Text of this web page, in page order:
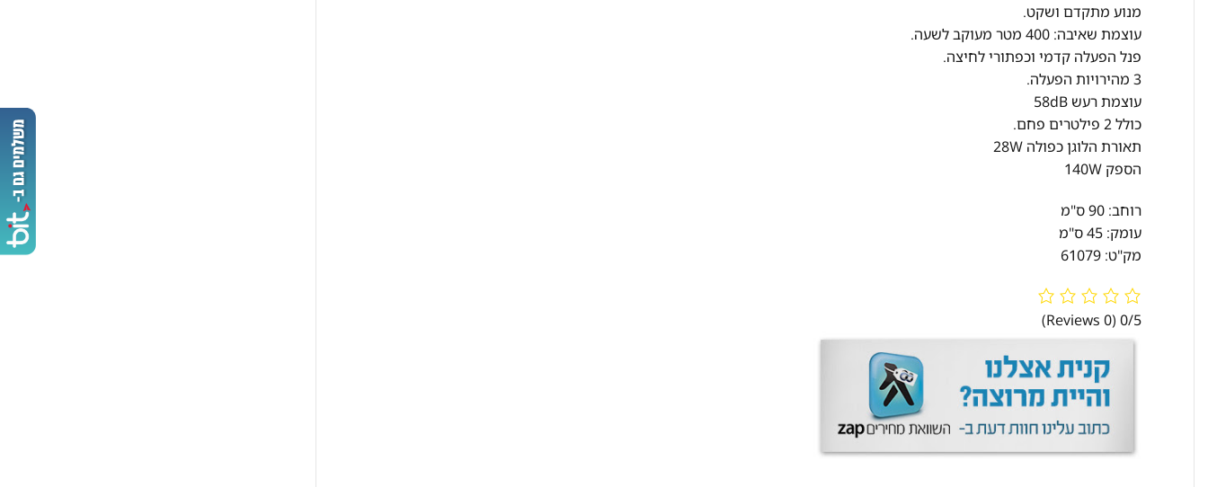
מנוע מתקדם ושקט.
עוצמת שאיבה: 400 מטר מעוקב לשעה.
פנל הפעלה קדמי וכפתורי לחיצה.
3 מהירויות הפעלה.
עוצמת רעש 58dB
כולל 2 פילטרים פחם.
תאורת הלוגן כפולה 28W
הספק 140W
רוחב: 90 ס"מ
עומק: 45 ס"מ
מק"ט: 61079
0/5
(0 Reviews)